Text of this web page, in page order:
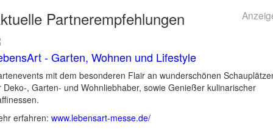
Partnerempfehlungen
- Garten, Wohnen und Lifestyle
mit dem besonderen Flair an wunderschönen
Deko-, Garten- und Wohnliebhaber, sowie Genießer kulinarischer
erfahren: www.lebensart-messe.de/